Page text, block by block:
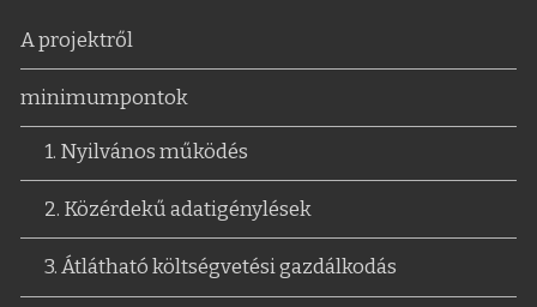
A projektről
minimumpontok
1. Nyilvános működés
2. Közérdekű adatigénylések
3. Átlátható költségvetési gazdálkodás